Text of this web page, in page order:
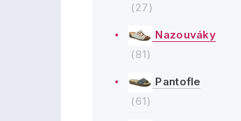
(27)
Nazouváky
(81)
Pantofle
(61)